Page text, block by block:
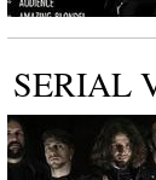
SERIAL